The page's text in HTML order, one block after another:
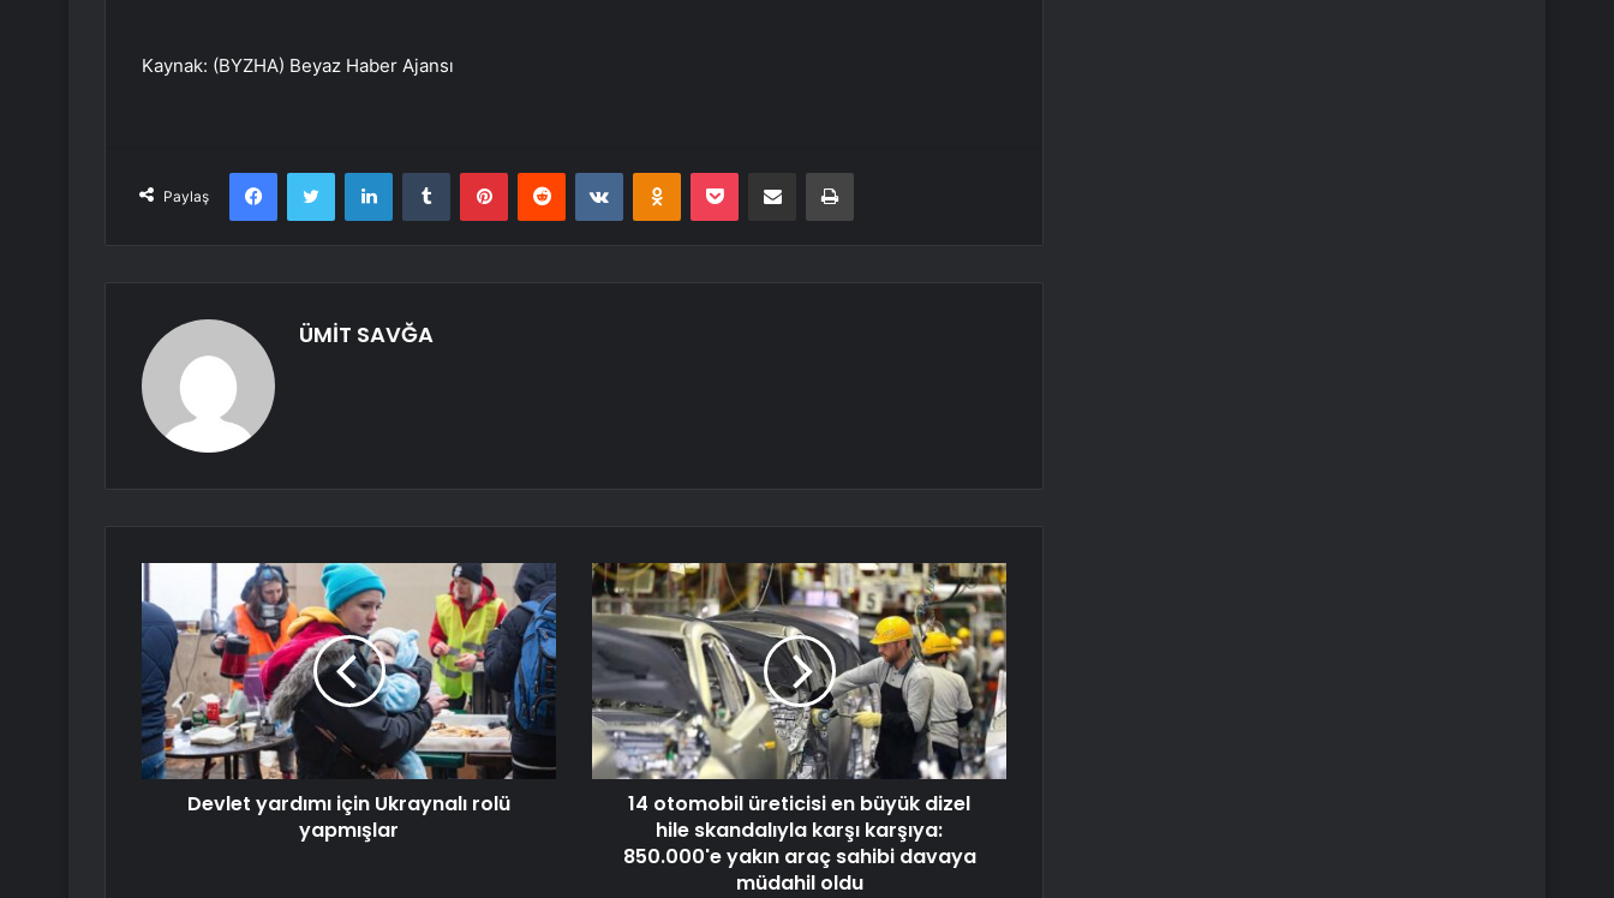
Kaynak: (BYZHA) Beyaz Haber Ajansı
Paylaş
FacebookTwitter LinkedInTumblr PinterestReddit VKontakteOdnoklassniki
Pocket E-Posta ile paylaş Yazdır
ÜMİT SAVĞA
Devlet yardımı için Ukraynalı rolü
yapmışlar
14 otomobil üreticisi en büyük dizel
hile skandalıyla karşı karşıya:
850.000'e yakın araç sahibi davaya
müdahil oldu